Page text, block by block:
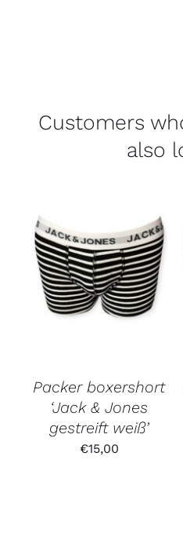
Customers
also
Packer boxershort
‘Jack & Jones
gestreift weiß’
€15,00